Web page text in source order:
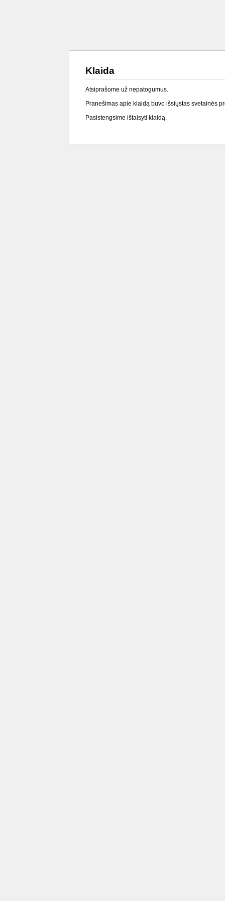
Klaida
Atsiprašome už nepatogumus.
Pranešimas apie klaidą buvo išsiųstas svetainės
Pasistengsime ištaisyti klaidą.